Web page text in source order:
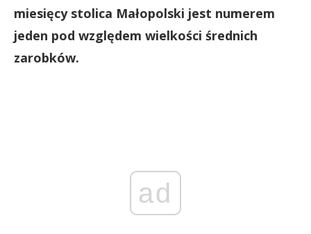
miesięcy stolica Małopolski jest numerem
jeden pod względem wielkości średnich
zarobków.
ad